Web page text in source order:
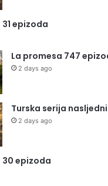
epizoda
La promesa 747
2 days ago
Turska serija
2 days ago
30 epizoda